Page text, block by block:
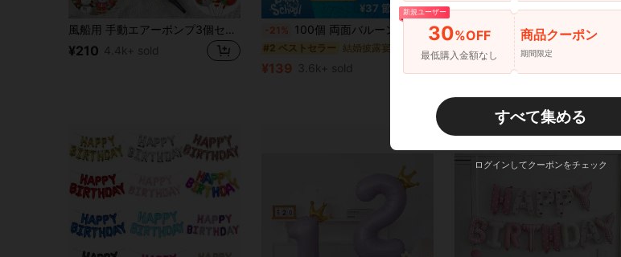
風船用 手動エアーポンプ3個セット、携帯型ハンドヘルド エアブロワー、誕生日パーティー、お祝い、結婚式の風船用（ランダムカラー）
¥210 4.4k+ sold
¥37 節約
-21% 100個 両面バルーングルードット、DIYバルーン装飾アクセサリー
#2 ベストセラー
¥139 3.6k+ sold
¥41 節約
-10% kumozawa 14個-16インチ マカロンカラー 誕生日バルーンとデイジーバルーン、女性と女の子の誕生日パーティー装飾に適しています
売り切れ間近！
(1000+)
売り切れ間近！
(1000+)
売り切れ間近！
(1000+)
売り切れ間近！
1.1k+ sold
新規ユーザー
30%OFF
最低購入金額なし
商品クーポン
期間限定
すべて集める
ログインしてクーポンをチェック